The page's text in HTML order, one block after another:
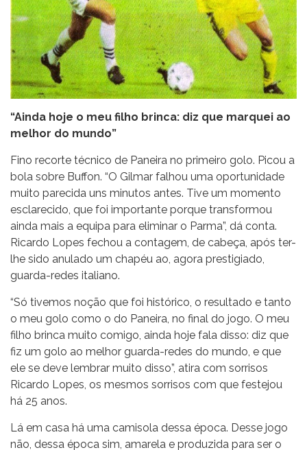
“Ainda hoje o meu filho brinca: diz que marquei ao
melhor do mundo”
Fino recorte técnico de Paneira no primeiro golo. Picou a
bola sobre Buffon. “O Gilmar falhou uma oportunidade
muito parecida uns minutos antes. Tive um momento
esclarecido, que foi importante porque transformou
ainda mais a equipa para eliminar o Parma”, dá conta.
Ricardo Lopes fechou a contagem, de cabeça, após ter-
lhe sido anulado um chapéu ao, agora prestigiado,
guarda-redes italiano.
“Só tivemos noção que foi histórico, o resultado e tanto
o meu golo como o do Paneira, no final do jogo. O meu
filho brinca muito comigo, ainda hoje fala disso: diz que
fiz um golo ao melhor guarda-redes do mundo, e que
ele se deve lembrar muito disso”, atira com sorrisos
Ricardo Lopes, os mesmos sorrisos com que festejou
há 25 anos.
Lá em casa há uma camisola dessa época. Desse jogo
não, dessa época sim, amarela e produzida para ser o